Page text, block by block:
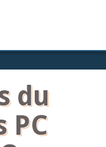
du
PC